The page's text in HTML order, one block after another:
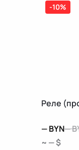
-10%
Реле
—BYN—
~ — $